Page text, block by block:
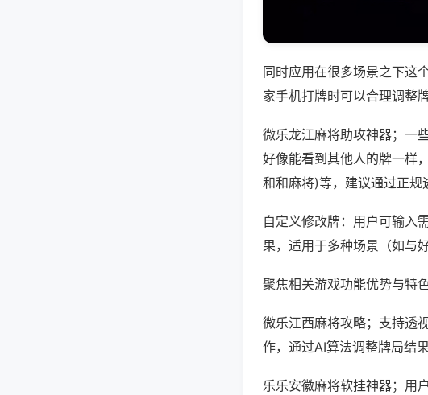
同时应用在很多场景之下这
家手机打牌时可以合理调整
微乐龙江麻将助攻神器；一
好像能看到其他人的牌一样
和和麻将)等，建议通过正规
自定义修改牌：用户可输入
果，适用于多种场景（如与
聚焦相关游戏功能优势与特色
微乐江西麻将攻略；支持透
作，通过AI算法调整牌局结
乐乐安徽麻将软挂神器；用